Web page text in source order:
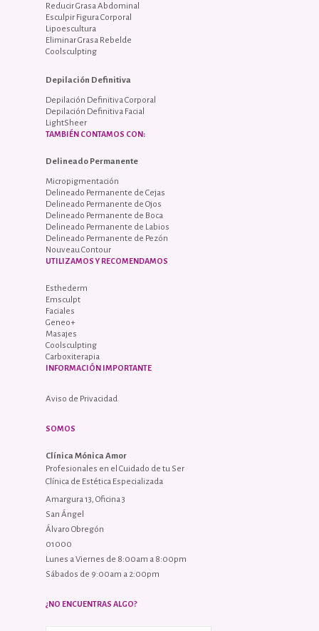
Reducir Grasa Abdominal
Esculpir Figura Corporal
Lipoescultura
Eliminar Grasa Rebelde
Coolsculpting
Depilación Definitiva
Depilación Definitiva Corporal
Depilación Definitiva Facial
LightSheer
TAMBIÉN CONTAMOS CON:
Delineado Permanente
Micropigmentación
Delineado Permanente de Cejas
Delineado Permanente de Ojos
Delineado Permanente de Boca
Delineado Permanente de Labios
Delineado Permanente de Pezón
Nouveau Contour
UTILIZAMOS Y RECOMENDAMOS
Esthederm
Emsculpt
Faciales
Geneo+
Masajes
Coolsculpting
Carboxiterapia
INFORMACIÓN IMPORTANTE
Aviso de Privacidad
SOMOS
Clínica Mónica Amor
Profesionales en el Cuidado de tu Ser
Clínica de Estética Especializada
Amargura 13, Oficina 3
San Ángel
Álvaro Obregón
01000
Lunes a Viernes de 8:00am a 8:00pm
Sábados de 9:00am a 2:00pm
¿NO ENCUENTRAS ALGO?